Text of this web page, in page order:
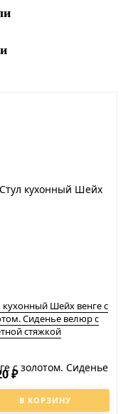
кухонный Шейх венге с
Сиденье велюр с
стяжкой
В КОРЗИНУ
₽